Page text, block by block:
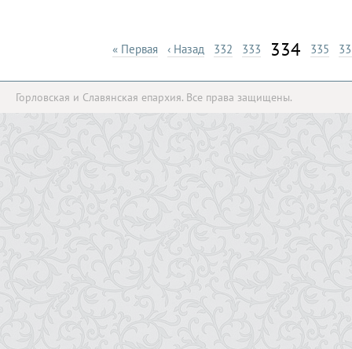
« Первая ‹ Назад 332 333 334 335
Горловская и Славянская епархия. Все права защищены.